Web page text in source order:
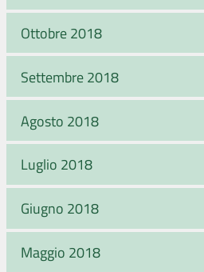
Ottobre 2018
Settembre 2018
Agosto 2018
Luglio 2018
Giugno 2018
Maggio 2018